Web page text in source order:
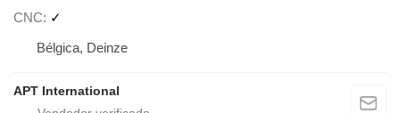
CNC
✓
Bélgica, Deinze
APT International